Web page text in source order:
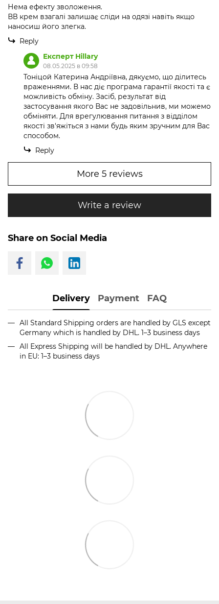
Нема ефекту зволоження.
ВВ крем взагалі залишає сліди на одязі навіть якщо
наносиш його злегка.
Reply
Експерт Hillary
08.05.2025 в 09:58
Тоніцой Катерина Андріївна, дякуємо, що ділитесь
враженнями. В нас діє програма гарантії якості та є
можливість обміну. Засіб, результат від
застосування якого Вас не задовільнив, ми можемо
обміняти. Для врегулювання питання з відділом
якості зв'яжіться з нами будь яким зручним для Вас
способом.
Reply
More 5 reviews
Write a review
Share on Social Media
Delivery Payment FAQ
All Standard Shipping orders are handled by GLS except
Germany which is handled by DHL. 1–3 business days
All Express Shipping will be handled by DHL. Anywhere
in EU: 1–3 business days